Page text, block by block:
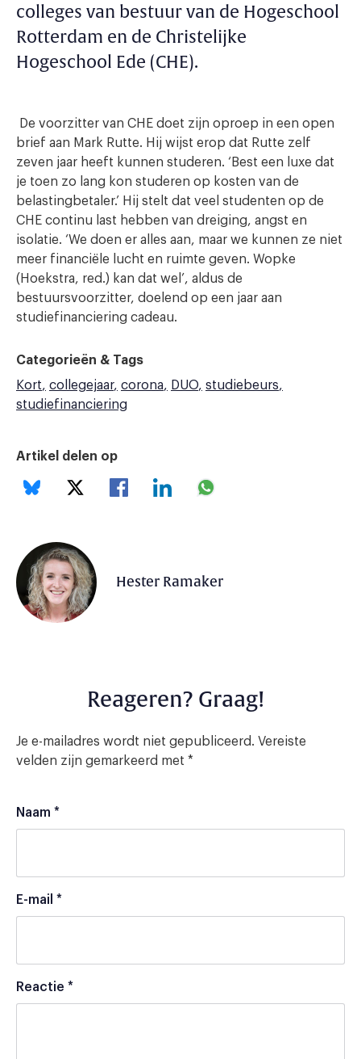
colleges van bestuur van de Hogeschool
Rotterdam en de Christelijke
Hogeschool Ede (CHE).
De voorzitter van CHE doet zijn oproep in een open
brief aan Mark Rutte. Hij wijst erop dat Rutte zelf
zeven jaar heeft kunnen studeren. ‘Best een luxe dat
je toen zo lang kon studeren op kosten van de
belastingbetaler.’ Hij stelt dat veel studenten op de
CHE continu last hebben van dreiging, angst en
isolatie. ‘We doen er alles aan, maar we kunnen ze niet
meer financiële lucht en ruimte geven. Wopke
(Hoekstra, red.) kan dat wel’, aldus de
bestuursvoorzitter, doelend op een jaar aan
studiefinanciering cadeau.
Categorieën & Tags
Kort
collegejaar corona DUO studiebeurs
studiefinanciering
Artikel delen op
Hester Ramaker
Reageren? Graag!
Je e-mailadres wordt niet gepubliceerd. Vereiste
velden zijn gemarkeerd met *
Naam *
E-mail *
Reactie *